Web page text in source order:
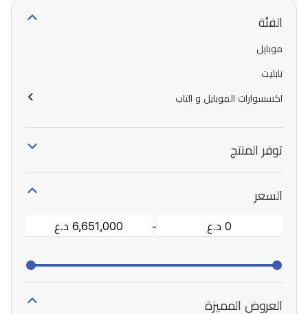
الفئة
موبايل
تابليت
اكسسوارات الموبايل و التاب
توفر المنتج
السعر
-
العروض المميزة